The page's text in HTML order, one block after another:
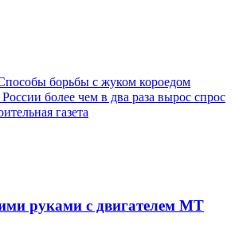
борьбы с жуком короедом
более чем в два раза вырос спрос
газета
руками с двигателем МТ